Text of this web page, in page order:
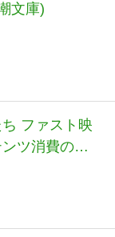
文庫)
ファスト映
ツ消費の現